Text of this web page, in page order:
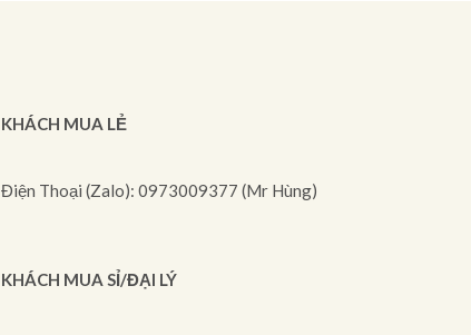
KHÁCH MUA LẺ
Điện Thoại (Zalo): 0973009377 (Mr Hùng)
KHÁCH MUA SỈ/ĐẠI LÝ